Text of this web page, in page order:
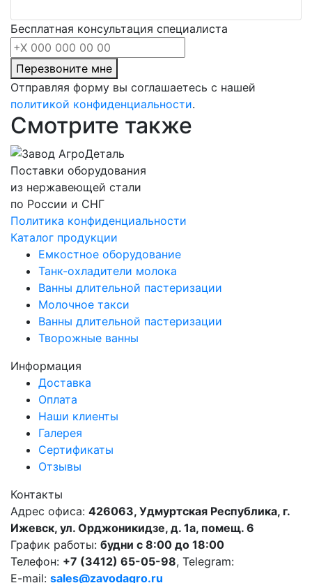
Бесплатная консультация специалиста
Перезвоните мне
Отправляя форму вы соглашаетесь с нашей
политикой конфиденциальности.
Смотрите также
Поставки оборудования
из нержавеющей стали
по России и СНГ
Политика конфиденциальности
Каталог продукции
Емкостное оборудование
Танк-охладители молока
Ванны длительной пастеризации
Молочное такси
Ванны длительной пастеризации
Творожные ванны
Информация
Доставка
Оплата
Наши клиенты
Галерея
Сертификаты
Отзывы
Контакты
Адрес офиса: 426063, Удмуртская Республика, г.
Ижевск, ул. Орджоникидзе, д. 1а, помещ. 6
График работы: будни с 8:00 до 18:00
Телефон: +7 (3412) 65-05-98, Telegram:
E-mail: sales@zavodagro.ru